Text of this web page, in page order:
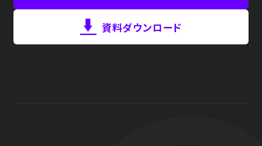
資料ダウンロード